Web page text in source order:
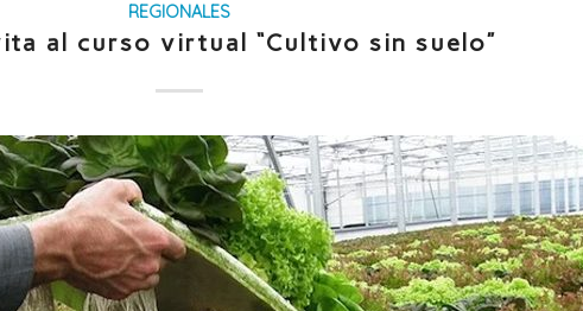
REGIONALES
al curso virtual “Cultivo sin suelo”